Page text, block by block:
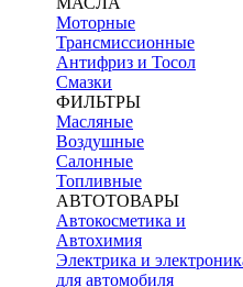
Моторные
Трансмиссионные
Антифриз и Тосол
Смазки
ФИЛЬТРЫ
Масляные
Воздушные
Салонные
Топливные
АВТОТОВАРЫ
Автокосметика и
Автохимия
Электрика и
для автомобиля